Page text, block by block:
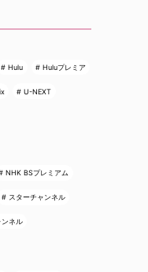
Hulu Huluプレミア
U-NEXT
NHK BSプレミアム
スターチャンネル
ンネル